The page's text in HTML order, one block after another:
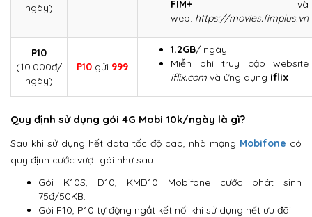
ngày)
FIM+ và
web: https://movies.fimplus.vn
P10
(10.000đ/
ngày)
P10 gửi 999
1.2GB/ ngày
Miễn phí truy cập website
iflix.com và ứng dụng iflix
Quy định sử dụng gói 4G Mobi 10k/ngày là gì?
Sau khi sử dụng hết data tốc độ cao, nhà mạng Mobifone có
quy định cước vượt gói như sau:
Gói K10S, D10, KMD10 Mobifone cước phát sinh
75đ/50KB.
Gói F10, P10 tự động ngắt kết nối khi sử dụng hết ưu đãi.